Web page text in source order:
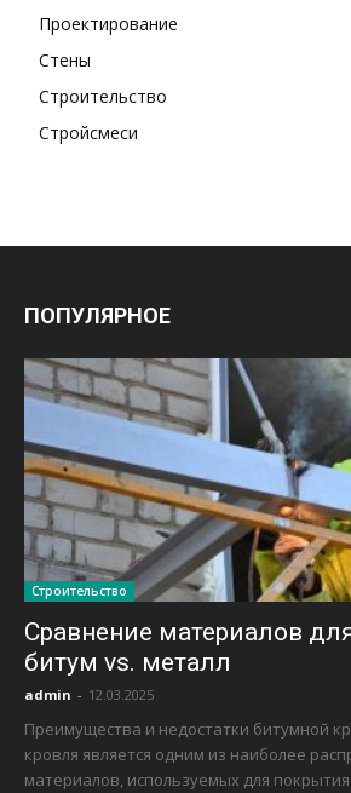
Проектирование
Стены
Строительство
Стройсмеси
ПОПУЛЯРНОЕ
Строительство
Сравнение материалов
битум vs. металл
admin - 12.03.2025
Преимущества и недостатки битумной
кровля является одним из наиболее
материалов, используемых для